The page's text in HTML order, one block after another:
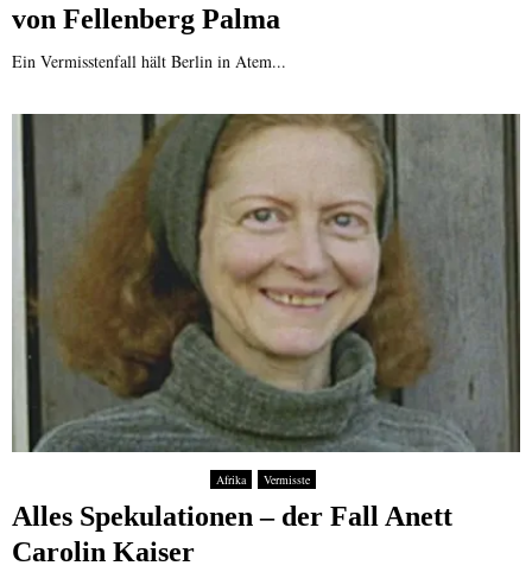
von Fellenberg Palma
Ein Vermisstenfall hält Berlin in Atem...
Afrika Vermisste
Alles Spekulationen – der Fall Anett
Carolin Kaiser